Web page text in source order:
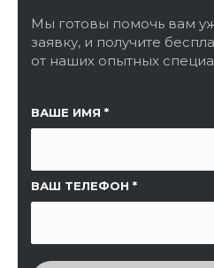
Мы готовы помочь вам
заявку, и получите
от наших опытных
ВАШЕ ИМЯ
ВАШ ТЕЛЕФОН
ССЫЛКА НА СТРАНИЦУ